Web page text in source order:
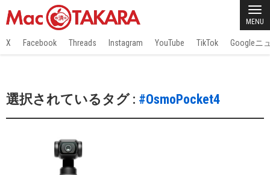
MENU
X Facebook Threads Instagram YouTube TikTok Googleニ
選択されているタグ : #OsmoPocket4